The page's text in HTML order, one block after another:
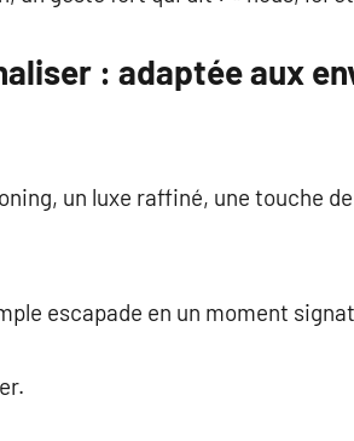
: adaptée aux
un luxe raffiné, une touche
escapade en un moment